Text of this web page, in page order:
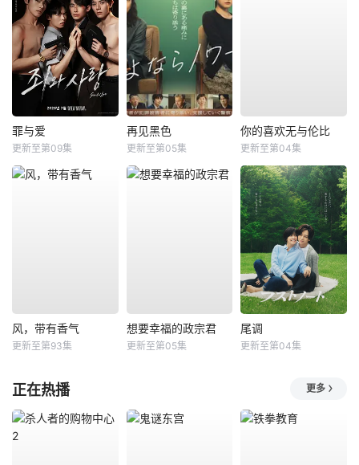
罪与爱
更新至第09集
再见黑色
更新至第05集
你的喜欢无与伦比
更新至第04集
风，带有香气
更新至第93集
想要幸福的政宗君
更新至第05集
尾调
更新至第04集
正在热播 更多